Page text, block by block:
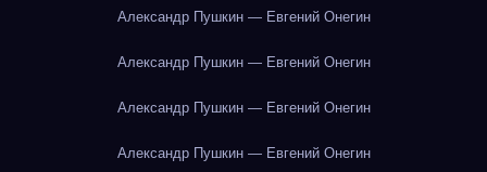
Александр Пушкин — Евгений Онегин
Александр Пушкин — Евгений Онегин
Александр Пушкин — Евгений Онегин
Александр Пушкин — Евгений Онегин